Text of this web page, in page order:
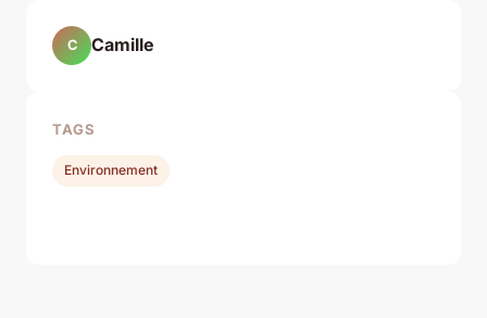
C Camille
TAGS
Environnement